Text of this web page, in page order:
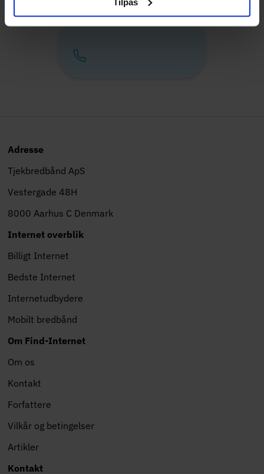
Adresse
Tjekbredbånd ApS
Vestergade 48H
8000 Aarhus C Denmark
Internet overblik
Billigt Internet
Bedste Internet
Internetudbydere
Mobilt bredbånd
Om Find-Internet
Om os
Kontakt
Forfattere
Vilkår og betingelser
Artikler
Kontakt